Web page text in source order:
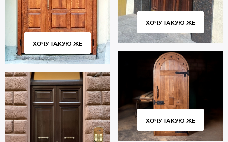
ХОЧУ ТАКУЮ ЖЕ
ХОЧУ ТАКУЮ ЖЕ
ХОЧУ ТАКУЮ ЖЕ